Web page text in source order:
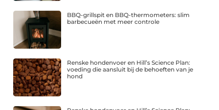
BBQ-grillspit en BBQ-thermometers: slim
barbecueën met meer controle
Renske hondenvoer en Hill’s Science Plan:
voeding die aansluit bij de behoeften van je
hond